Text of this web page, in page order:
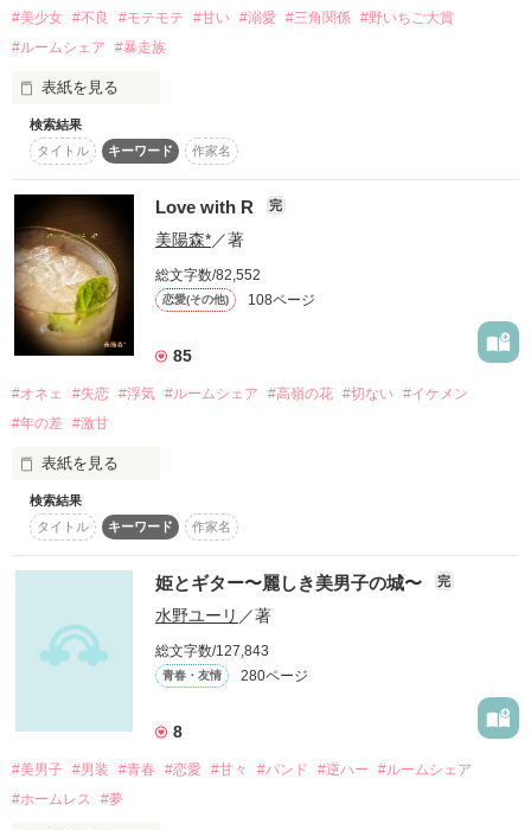
征栞様
ぴんくみらくる様
里miwa様
なーか。様
♡はにぃ♡ 様
黒崎いちご様
chiori様
リナ(＊^∀^)様
＊なっち＊様
LOVE❤️様
マイキ☆様
Somoza様
篠城まなみ様
しゃらり☆様
愛茜様
ちせ.様
☆*.ちゃむ.*☆様
皆様のおかげで、
初作品が長期1位を頂けました☆
最高ランキングポイント作品＊
2月25日 発売！！
文庫化にあたって
ながせ りゅう
クールで冷たい眼鏡系保健医。
先生と同居なんてあり得ない！
でも住むところもないし…
あたしどうすればいいの！？
作品を読む
「お前は俺のものだから」
榊原悠希-ｻｶｷﾊﾞﾗﾕｳｷ-
幼馴染み生徒会長。でも女の子大好きな遊び人。時々見せるイ
ジワルな顔にドキドキしちゃって！？
「あなたを独り占めしたいんだ」
＊優男美形＊
雨宮凛空-ｱﾏﾐﾔ ﾘｸ-
副会長で優等生。誰にでも平等に優しい人気者。だけど二人き
「お前がいないと…ダメだな」
＊不思議ハーフ＊
一ノ瀬蓮-ｲﾁﾉｾ ﾚﾝ-
普段は無口無表情で謎めいている、眼帯不思議少年。時々見せ
る笑顔にドキドキが止まらなくて！？
「好きって言ったら？」
そのギャップに惹かれる女の子も多い。ピアノを弾いてる彼を
見た私は！？
#美少女 #不良 #モテモテ #甘い #溺愛 #三角関係 #野いちご大賞
#ルームシェア
#暴走族
表紙を見る
甘宮 想〈アマミヤ ココロ〉とある日々。
「誰とも付き合ってないなら、付き合って欲しい！」
困った私は、、
「私、佐伯 仁くんと付き合ってます！」
校内一不良の彼と付き合ってるなんて、嘘ついちゃった。
本当は私…。
男の人、苦手なのに…。
だけど…
「仁くん、私と恋の契約結んで下さいっ」
嘘から始まった恋。
君に、、惹かれてく。。
読者400人突破ありがとうございます！
検索結果
タイトル
キーワード 作家名
Love with R 完
美陽森*／著
総文字数/82,552
恋愛(その他) 108ページ
85
#オネェ #失恋 #浮気 #ルームシェア #高嶺の花 #切ない #イケメン
#年の差
#激甘
表紙を見る
中井莉子《なかいりこ》
WEBデザイナーとして働く
社会人二年目の二十四歳
『コンサートチケット貰ったんだけど』
『良かったら週末ドライブに行かない？』
検索結果
タイトル
キーワード 作家名
姫とギター〜麗しき美男子の城〜 完
水野ユーリ ／著
総文字数/127,843
青春・友情 280ページ
8
#美男子 #男装 #青春 #恋愛 #甘々 #バンド #逆ハー
#ルームシェア
#ホームレス
#夢